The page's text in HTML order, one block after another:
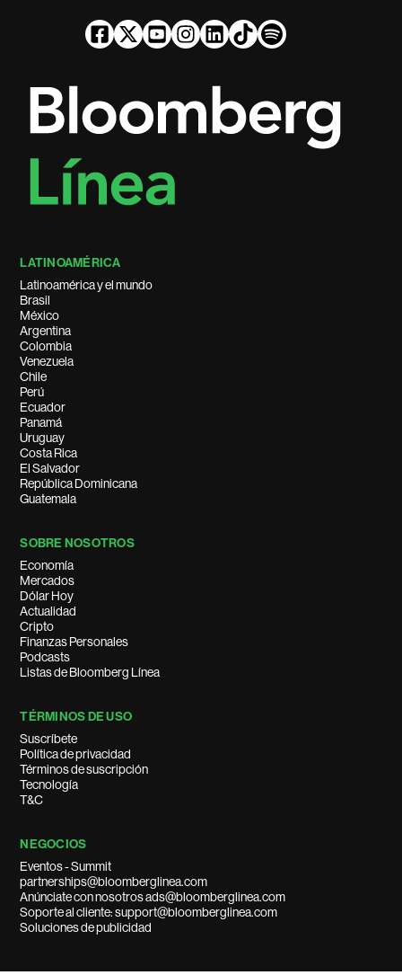
LATINOAMÉRICA
Latinoamérica y el mundo
Brasil
México
Argentina
Colombia
Venezuela
Chile
Perú
Ecuador
Panamá
Uruguay
Costa Rica
El Salvador
República Dominicana
Guatemala
SOBRE NOSOTROS
Economía
Mercados
Dólar Hoy
Actualidad
Cripto
Finanzas Personales
Podcasts
Listas de Bloomberg Línea
TÉRMINOS DE USO
Suscríbete
Política de privacidad
Términos de suscripción
Tecnología
T&C
NEGOCIOS
Eventos - Summit
partnerships@bloomberglinea.com
Anúnciate con nosotros ads@bloomberglinea.com
Soporte al cliente: support@bloomberglinea.com
Soluciones de publicidad